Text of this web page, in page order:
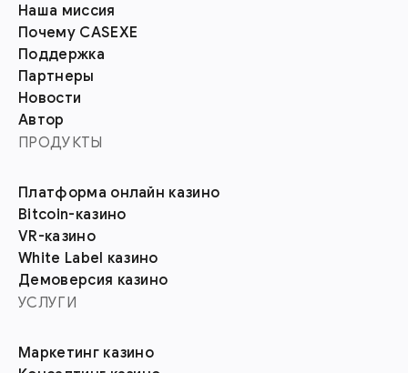
Наша миссия
Почему CASEXE
Поддержка
Партнеры
Новости
Автор
ПРОДУКТЫ
Платформа онлайн казино
Bitcoin-казино
VR-казино
White Label казино
Демоверсия казино
УСЛУГИ
Маркетинг казино